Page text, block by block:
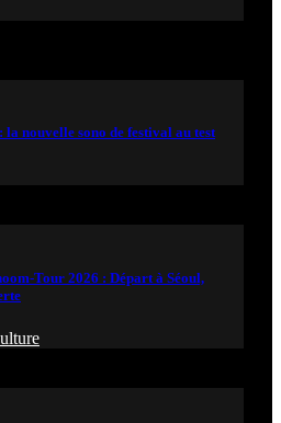
la nouvelle sono de festival au test
Tour 2026 : Départ à Séoul,